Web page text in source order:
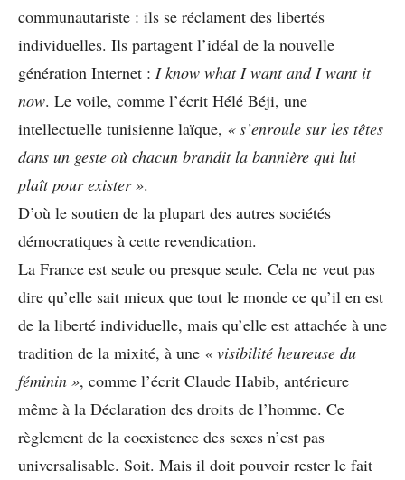
communautariste : ils se réclament des libertés
individuelles. Ils partagent l’idéal de la nouvelle
génération Internet : I know what I want and I want it
now. Le voile, comme l’écrit Hélé Béji, une
intellectuelle tunisienne laïque, « s’enroule sur les têtes
dans un geste où chacun brandit la bannière qui lui
plaît pour exister ».
D’où le soutien de la plupart des autres sociétés
démocratiques à cette revendication.
La France est seule ou presque seule. Cela ne veut pas
dire qu’elle sait mieux que tout le monde ce qu’il en est
de la liberté individuelle, mais qu’elle est attachée à une
tradition de la mixité, à une « visibilité heureuse du
féminin », comme l’écrit Claude Habib, antérieure
même à la Déclaration des droits de l’homme. Ce
règlement de la coexistence des sexes n’est pas
universalisable. Soit. Mais il doit pouvoir rester le fait